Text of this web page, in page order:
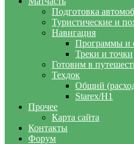
Подготовка
Туристические и
Навигация
Программы и
Треки и точки
Готовим в
Техдок
Общий
Starex/H1
Прочее
Карта сайта
Контакты
Форум